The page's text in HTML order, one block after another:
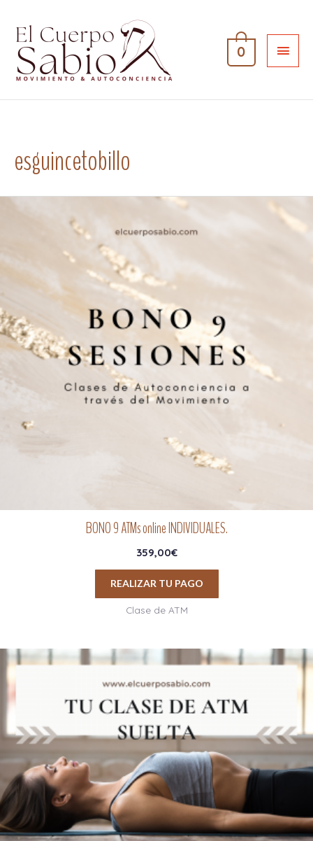
0
esguincetobillo
BONO 9 ATMs online INDIVIDUALES.
359,00€
REALIZAR TU PAGO
Clase de ATM